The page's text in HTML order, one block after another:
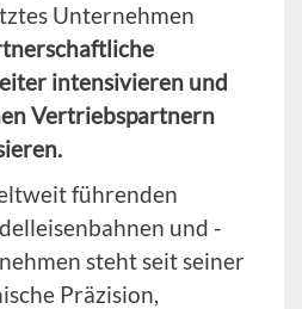
Unternehmen
intensivieren und
Vertriebspartnern
führenden
und -
steht seit seiner
Präzision,